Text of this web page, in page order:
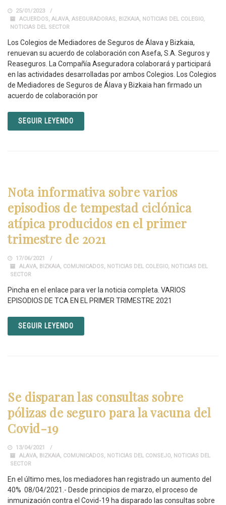
25/01/2023
ACUERDOS, ALAVA, ASEGURADORAS, BIZKAIA, NOTICIAS DEL COLEGIO,
NOTICIAS DEL SECTOR
Los Colegios de Mediadores de Seguros de Álava y Bizkaia,
renuevan su acuerdo de colaboración con Asefa, S.A. Seguros y
Reaseguros. La Compañía Aseguradora colaborará y participará
en las actividades desarrolladas por ambos Colegios. Los Colegios
de Mediadores de Seguros de Álava y Bizkaia han firmado un
acuerdo de colaboración por
SEGUIR LEYENDO
Nota informativa sobre varios
episodios de tempestad ciclónica
atípica producidos en el primer
trimestre de 2021
17/06/2021
ALAVA, BIZKAIA, COMUNICADOS, NOTICIAS DEL COLEGIO, NOTICIAS DEL
SECTOR
Pincha en el enlace para ver la noticia completa. VARIOS
EPISODIOS DE TCA EN EL PRIMER TRIMESTRE 2021
SEGUIR LEYENDO
Se disparan las consultas sobre
pólizas de seguro para la vacuna del
Covid-19
13/04/2021
ALAVA, BIZKAIA, COMUNICADOS, NOTICIAS DEL CONSEJO, NOTICIAS DEL
SECTOR
En el último mes, los mediadores han registrado un aumento del
40% 08/04/2021.- Desde principios de marzo, el proceso de
inmunización contra el Covid-19 ha disparado las consultas sobre